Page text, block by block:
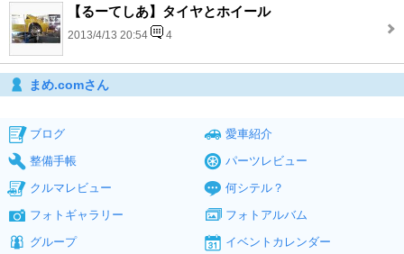
【るーてしあ】タイヤとホイール
2013/4/13 20:54 4
まめ.comさん
ブログ
愛車紹介
整備手帳
パーツレビュー
クルマレビュー
何シテル？
フォトギャラリー
フォトアルバム
グループ
イベントカレンダー